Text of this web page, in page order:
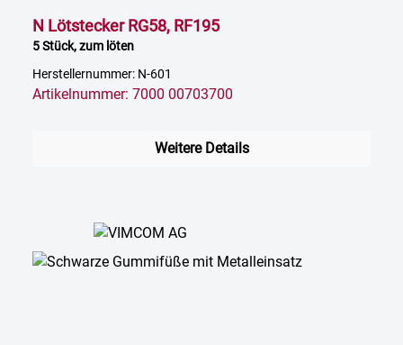
N Lötstecker RG58, RF195
5 Stück, zum löten
Herstellernummer: N-601
Artikelnummer: 7000 00703700
Weitere Details